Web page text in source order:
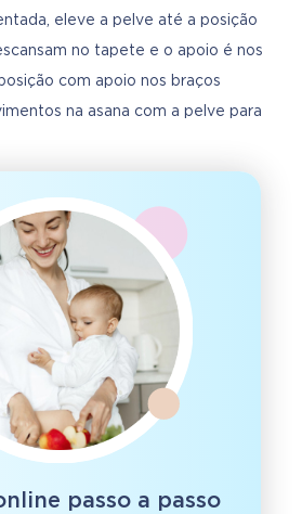
eleve a pelve até a posição
no tapete e o apoio é nos
com apoio nos braços
na asana com a pelve para
passo a passo